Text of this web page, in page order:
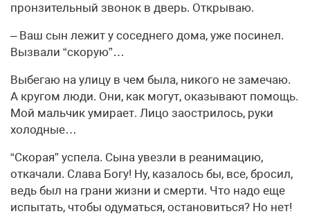
пронзительный звонок в дверь. Открываю.
– Ваш сын лежит у соседнего дома, уже посинел.
Вызвали “скорую”…
Выбегаю на улицу в чем была, никого не замечаю.
А кругом люди. Они, как могут, оказывают помощь.
Мой мальчик умирает. Лицо заострилось, руки
холодные…
“Скорая” успела. Сына увезли в реанимацию,
откачали. Слава Богу! Ну, казалось бы, все, бросил,
ведь был на грани жизни и смерти. Что надо еще
испытать, чтобы одуматься, остановиться? Но нет!